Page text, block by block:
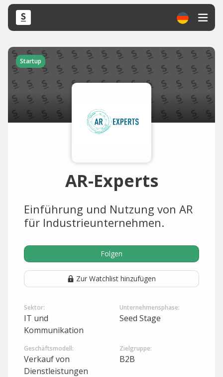
Startup
AR-Experts
Einführung und Nutzung von AR
für Industrieunternehmen.
Folgen
Zur Watchlist hinzufügen
Sektor:
IT und
Kommunikation
Unternehmensphase:
Seed Stage
Geschäftsmodell:
Verkauf von
Dienstleistungen
Zielgruppe:
B2B